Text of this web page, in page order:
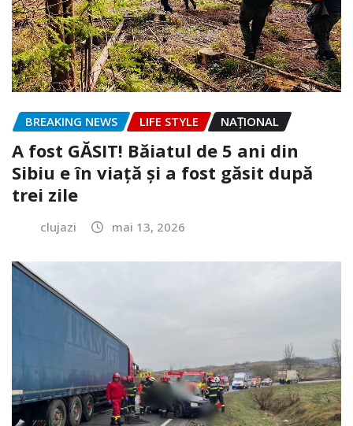
BREAKING NEWS LIFE STYLE NAŢIONAL
A fost GĂSIT! Băiatul de 5 ani din
Sibiu e în viață și a fost găsit după
trei zile
clujazi mai 13, 2026